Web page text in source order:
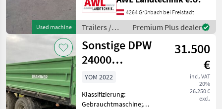
Used machine
Beleuchtung, guter
Zustand. PRIVATVERKAUF
Trailers Flatbed trailer
4264 Grünbach bei Freistadt
Trailers /
Sonstige
Premium Plus dealer
Sonstige DPW
24000
Plattformwagen
31.500
€
incl. VAT
20%
26.250 €
excl.
YOM 2022
Klassifizierung:
Gebrauchtmaschine;